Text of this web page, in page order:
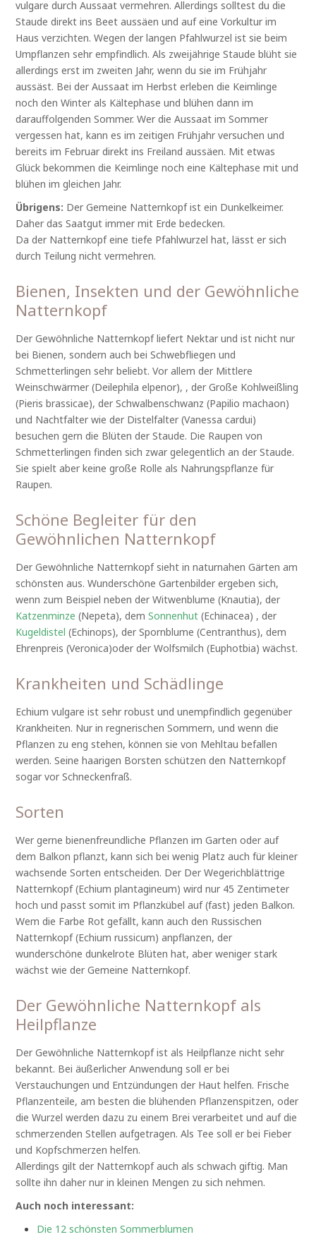
vulgare durch Aussaat vermehren. Allerdings solltest du die
Staude direkt ins Beet aussäen und auf eine Vorkultur im
Haus verzichten. Wegen der langen Pfahlwurzel ist sie beim
Umpflanzen sehr empfindlich. Als zweijährige Staude blüht sie
allerdings erst im zweiten Jahr, wenn du sie im Frühjahr
aussäst. Bei der Aussaat im Herbst erleben die Keimlinge
noch den Winter als Kältephase und blühen dann im
darauffolgenden Sommer. Wer die Aussaat im Sommer
vergessen hat, kann es im zeitigen Frühjahr versuchen und
bereits im Februar direkt ins Freiland aussäen. Mit etwas
Glück bekommen die Keimlinge noch eine Kältephase mit und
blühen im gleichen Jahr.
Übrigens: Der Gemeine Natternkopf ist ein Dunkelkeimer.
Daher das Saatgut immer mit Erde bedecken.
Da der Natternkopf eine tiefe Pfahlwurzel hat, lässt er sich
durch Teilung nicht vermehren.
Bienen, Insekten und der Gewöhnliche
Natternkopf
Der Gewöhnliche Natternkopf liefert Nektar und ist nicht nur
bei Bienen, sondern auch bei Schwebfliegen und
Schmetterlingen sehr beliebt. Vor allem der Mittlere
Weinschwärmer (Deilephila elpenor), , der Große Kohlweißling
(Pieris brassicae), der Schwalbenschwanz (Papilio machaon)
und Nachtfalter wie der Distelfalter (Vanessa cardui)
besuchen gern die Blüten der Staude. Die Raupen von
Schmetterlingen finden sich zwar gelegentlich an der Staude.
Sie spielt aber keine große Rolle als Nahrungspflanze für
Raupen.
Schöne Begleiter für den
Gewöhnlichen Natternkopf
Der Gewöhnliche Natternkopf sieht in naturnahen Gärten am
schönsten aus. Wunderschöne Gartenbilder ergeben sich,
wenn zum Beispiel neben der Witwenblume (Knautia), der
Katzenminze (Nepeta), demSonnenhut (Echinacea) , der
Kugeldistel (Echinops), der Spornblume (Centranthus), dem
Ehrenpreis (Veronica)oder der Wolfsmilch (Euphotbia) wächst.
Krankheiten und Schädlinge
Echium vulgare ist sehr robust und unempfindlich gegenüber
Krankheiten. Nur in regnerischen Sommern, und wenn die
Pflanzen zu eng stehen, können sie von Mehltau befallen
werden. Seine haarigen Borsten schützen den Natternkopf
sogar vor Schneckenfraß.
Sorten
Wer gerne bienenfreundliche Pflanzen im Garten oder auf
dem Balkon pflanzt, kann sich bei wenig Platz auch für kleiner
wachsende Sorten entscheiden. Der Der Wegerichblättrige
Natternkopf (Echium plantagineum) wird nur 45 Zentimeter
hoch und passt somit im Pflanzkübel auf (fast) jeden Balkon.
Wem die Farbe Rot gefällt, kann auch den Russischen
Natternkopf (Echium russicum) anpflanzen, der
wunderschöne dunkelrote Blüten hat, aber weniger stark
wächst wie der Gemeine Natternkopf.
Der Gewöhnliche Natternkopf als
Heilpflanze
Der Gewöhnliche Natternkopf ist als Heilpflanze nicht sehr
bekannt. Bei äußerlicher Anwendung soll er bei
Verstauchungen und Entzündungen der Haut helfen. Frische
Pflanzenteile, am besten die blühenden Pflanzenspitzen, oder
die Wurzel werden dazu zu einem Brei verarbeitet und auf die
schmerzenden Stellen aufgetragen. Als Tee soll er bei Fieber
und Kopfschmerzen helfen.
Allerdings gilt der Natternkopf auch als schwach giftig. Man
sollte ihn daher nur in kleinen Mengen zu sich nehmen.
Auch noch interessant:
Die 12 schönsten Sommerblumen